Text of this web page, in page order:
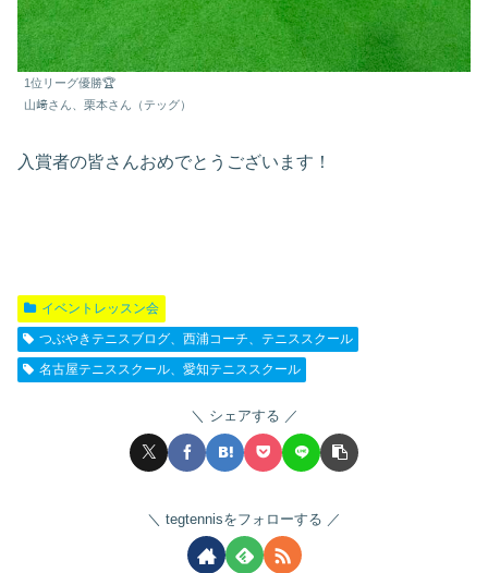
1位リーグ優勝🏆
山﨑さん、栗本さん（テッグ）
入賞者の皆さんおめでとうございます！
イベントレッスン会
つぶやきテニスブログ、西浦コーチ、テニススクール
名古屋テニススクール、愛知テニススクール
シェアする
tegtennisをフォローする